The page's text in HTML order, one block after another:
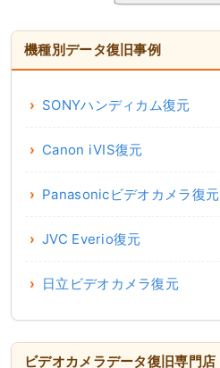
機種別データ復旧事例
SONYハンディカム復元
Canon iVIS復元
Panasonicビデオカメラ復元
JVC Everio復元
日立ビデオカメラ復元
ビデオカメラデータ復旧専門店